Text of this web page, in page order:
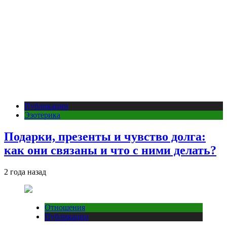
Публикации
Эзотерика
Подарки, презенты и чувство долга:
как они связаны и что с ними делать?
2 года назад
Отношения
Публикации